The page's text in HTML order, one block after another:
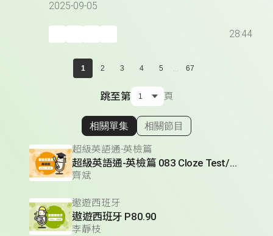
2025-09-05
28:44
1 2 3 4 5 ... 67
跳至第 頁
顯示相關單集
相關單集 相關節目
超級英語通-英檢篇
超級英語通-英檢篇 083 Cloze Test/段落填空-13
齊斌
遨遊西班牙
遨遊西班牙 P80.90
李靜枝